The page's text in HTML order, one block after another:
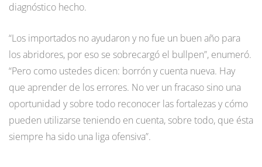
diagnóstico hecho.
“Los importados no ayudaron y no fue un buen año para
los abridores, por eso se sobrecargó el bullpen”, enumeró.
“Pero como ustedes dicen: borrón y cuenta nueva. Hay
que aprender de los errores. No ver un fracaso sino una
oportunidad y sobre todo reconocer las fortalezas y cómo
pueden utilizarse teniendo en cuenta, sobre todo, que ésta
siempre ha sido una liga ofensiva”.